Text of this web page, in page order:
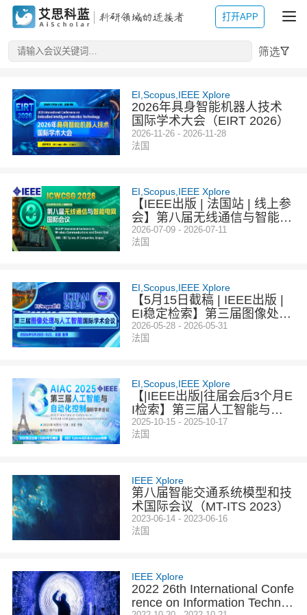
打开APP
筛选
EI,Scopus,IEEE Xplore
2026年具身智能机器人技术
国际学术大会（EIRT 2026）
2026-11-26 - 2026-11-28
法国
EI,Scopus,IEEE Xplore
【IEEE出版 | 法国站 | 线上参
会】第八届无线通信与智能电
网国际会议（ICWCSG 202
6）
2026-07-09 - 2026-07-11
法国
EI,Scopus,IEEE Xplore
【5月15日截稿 | IEEE出版 |
EI稳定检索】第三届图像处理
与人工智能国际学术会议（IC
IPAI2026）法国站
2026-05-28 - 2026-05-31
法国
EI,Scopus,IEEE Xplore
【|IEEE出版|往届会后3个月E
I检索】第三届人工智能与自
动化控制国际学术会议（AIA
C 2025）
2025-10-15 - 2025-10-17
法国
IEEE Xplore
第八届智能交通系统模型和技
术国际会议（MT-ITS 2023）
2023-06-14 - 2023-06-16
法国
IEEE Xplore
2022 26th International Confe
rence on Information Technol